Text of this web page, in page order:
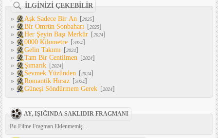
İLGİNİZİ ÇEKEBİLİR
»
Aşk Sadece Bir An [2025]
»
Bir Ömrün Sonbaharı [2025]
»
Her Şeyin Başı Merkür [2024]
»
0000 Kilometre [2024]
»
Gelin Takımı [2024]
»
Tam Bir Centilmen [2024]
»
Şımarık [2024]
»
Sevmek Yüzünden [2024]
»
Romantik Hırsız [2024]
»
Güneşi Söndürmem Gerek [2024]
AY, IŞIĞINDA SAKLIDIR FRAGMANI
Bu Filme Fragman Eklenmemiş...